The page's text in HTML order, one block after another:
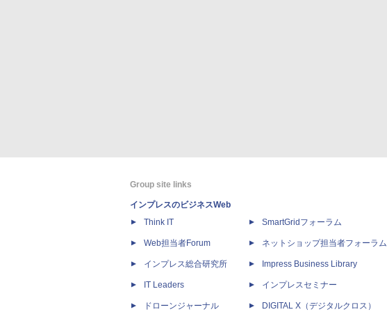
Group site links
インプレスのビジネスWeb
Think IT
Web担当者Forum
インプレス総合研究所
IT Leaders
ドローンジャーナル
SmartGridフォーラム
ネットショップ担当者フォーラム
Impress Business Library
インプレスセミナー
DIGITAL X（デジタルクロス）